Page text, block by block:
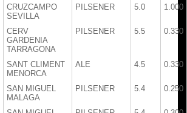
CRUZCAMPO
SEVILLA
PILSENER 5.0 1.000
CERV
GARDENIA
TARRAGONA
PILSENER 5.5 0.330
SANT CLIMENT
MENORCA
ALE 4.5 0.330
SAN MIGUEL
MALAGA
PILSENER 5.4 0.250